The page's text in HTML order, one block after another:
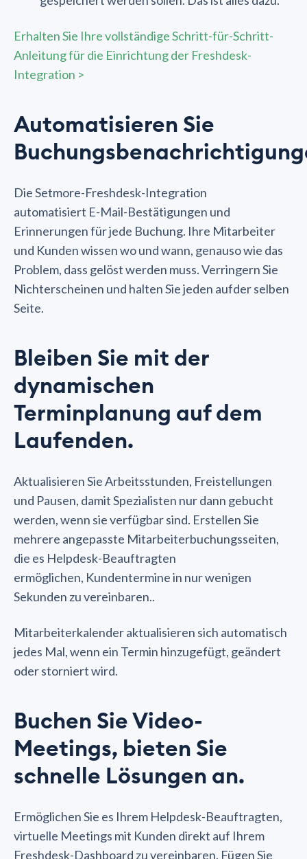
Erhalten Sie Ihre vollständige Schritt-für-Schritt-
Anleitung für die Einrichtung der Freshdesk-
Integration >
Automatisieren Sie
Die Setmore-Freshdesk-Integration
automatisiert E-Mail-Bestätigungen und
Erinnerungen für jede Buchung. Ihre Mitarbeiter
und Kunden wissen wo und wann, genauso wie das
Problem, dass gelöst werden muss. Verringern Sie
Nichterscheinen und halten Sie jeden aufder selben
Seite.
Bleiben Sie mit der
dynamischen
Terminplanung auf dem
Laufenden.
Aktualisieren Sie Arbeitsstunden, Freistellungen
und Pausen, damit Spezialisten nur dann gebucht
werden, wenn sie verfügbar sind. Erstellen Sie
mehrere angepasste Mitarbeiterbuchungsseiten,
die es Helpdesk-Beauftragten
ermöglichen, Kundentermine in nur wenigen
Sekunden zu vereinbaren..
Mitarbeiterkalender aktualisieren sich automatisch
jedes Mal, wenn ein Termin hinzugefügt, geändert
oder storniert wird.
Buchen Sie Video-
Meetings, bieten Sie
schnelle Lösungen an.
Ermöglichen Sie es Ihrem Helpdesk-Beauftragten,
virtuelle Meetings mit Kunden direkt auf Ihrem
Freshdesk-Dashboard zu vereinbaren. Fügen Sie